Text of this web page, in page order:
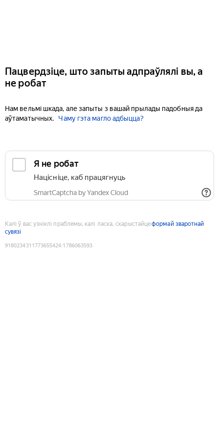
Пацвердзіце, што запыты адпраўлялі вы, а
не робат
Нам вельмі шкада, але запыты з вашай прылады падобныя да
аўтаматычных.
Чаму гэта магло адбыцца?
Я не робат
Націсніце, каб працягнуць
SmartCaptcha by Yandex Cloud
Калі ў вас узніклі праблемы, калі ласка, скарыстайцеформай зваротнай
сувязі
9180234311773655424:1786063593